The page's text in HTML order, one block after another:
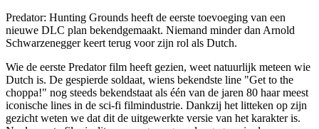
Predator: Hunting Grounds heeft de eerste toevoeging van een
nieuwe DLC plan bekendgemaakt. Niemand minder dan Arnold
Schwarzenegger keert terug voor zijn rol als Dutch.
Wie de eerste Predator film heeft gezien, weet natuurlijk meteen wie
Dutch is. De gespierde soldaat, wiens bekendste line "Get to the
choppa!" nog steeds bekendstaat als één van de jaren 80 haar meest
iconische lines in de sci-fi filmindustrie. Dankzij het litteken op zijn
gezicht weten we dat dit de uitgewerkte versie van het karakter is.